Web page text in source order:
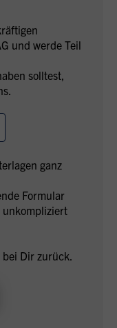
und werde Teil
solltest,
ganz
Formular
Dir zurück.